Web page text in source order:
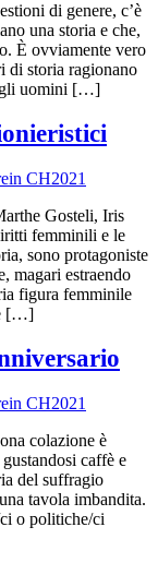
di genere, c’è
una storia e che,
È ovviamente vero
di storia ragionano
gli uomini […]
CH2021
Gosteli, Iris
femminili e le
sono protagoniste
magari estraendo
figura femminile
[…]
CH2021
colazione è
caffè e
del suffragio
tavola imbandita.
o politiche/ci